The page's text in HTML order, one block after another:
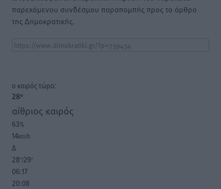
παρεχόμενου συνδέσμου παραπομπής προς το άρθρο
της Δημοκρατικής.
o καιρός τώρα:
28°
αίθριος καιρός
63%
14km/h
Δ
28°/29°
06:17
20:08